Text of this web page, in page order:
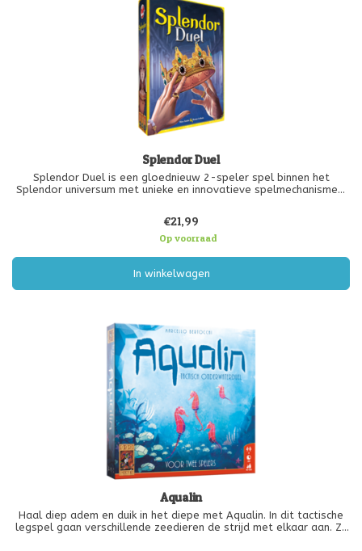
Splendor Duel
Splendor Duel is een gloednieuw 2-speler spel binnen het
Splendor universum met unieke en innovatieve spelmechanismen,
€21,99
Op voorraad
In winkelwagen
Aqualin
Haal diep adem en duik in het diepe met Aqualin. In dit tactische
legspel gaan verschillende zeedieren de strijd met elkaar aan. Zij